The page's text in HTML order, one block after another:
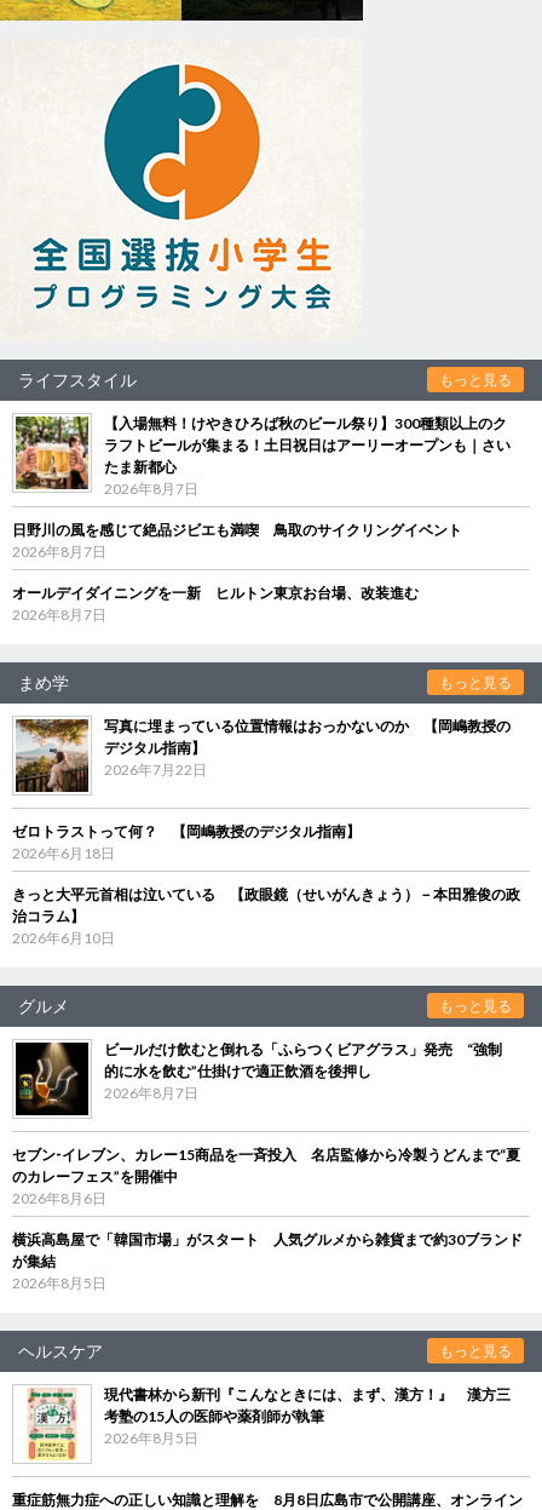
ライフスタイル もっと見る
【入場無料！けやきひろば秋のビール祭り】300種類以上のク
ラフトビールが集まる！土日祝日はアーリーオープンも｜さい
たま新都心
2026年8月7日
日野川の風を感じて絶品ジビエも満喫 鳥取のサイクリングイベント
2026年8月7日
オールデイダイニングを一新 ヒルトン東京お台場、改装進む
2026年8月7日
まめ学 もっと見る
写真に埋まっている位置情報はおっかないのか 【岡嶋教授の
デジタル指南】
2026年7月22日
ゼロトラストって何？ 【岡嶋教授のデジタル指南】
2026年6月18日
きっと大平元首相は泣いている 【政眼鏡（せいがんきょう）－本田雅俊の政
治コラム】
2026年6月10日
グルメ もっと見る
ビールだけ飲むと倒れる「ふらつくビアグラス」発売 “強制
的に水を飲む”仕掛けで適正飲酒を後押し
2026年8月7日
セブン‐イレブン、カレー15商品を一斉投入 名店監修から冷製うどんまで“夏
のカレーフェス”を開催中
2026年8月6日
横浜高島屋で「韓国市場」がスタート 人気グルメから雑貨まで約30ブランド
が集結
2026年8月5日
ヘルスケア もっと見る
現代書林から新刊『こんなときには、まず、漢方！』 漢方三
考塾の15人の医師や薬剤師が執筆
2026年8月5日
重症筋無力症への正しい知識と理解を 8月8日広島市で公開講座、オンライン